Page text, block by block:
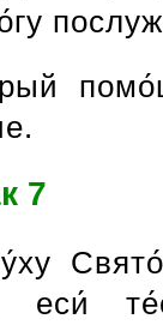
7
еси́